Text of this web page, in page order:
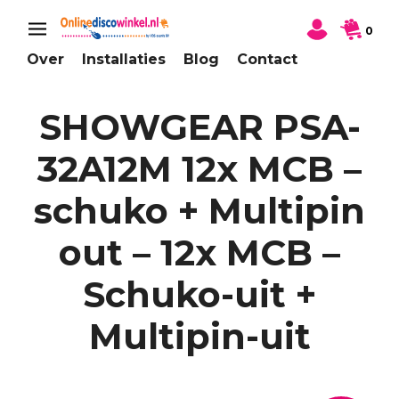
Over Installaties Blog Contact
0
SHOWGEAR PSA-
32A12M 12x MCB –
schuko + Multipin
out – 12x MCB –
Schuko-uit +
Multipin-uit